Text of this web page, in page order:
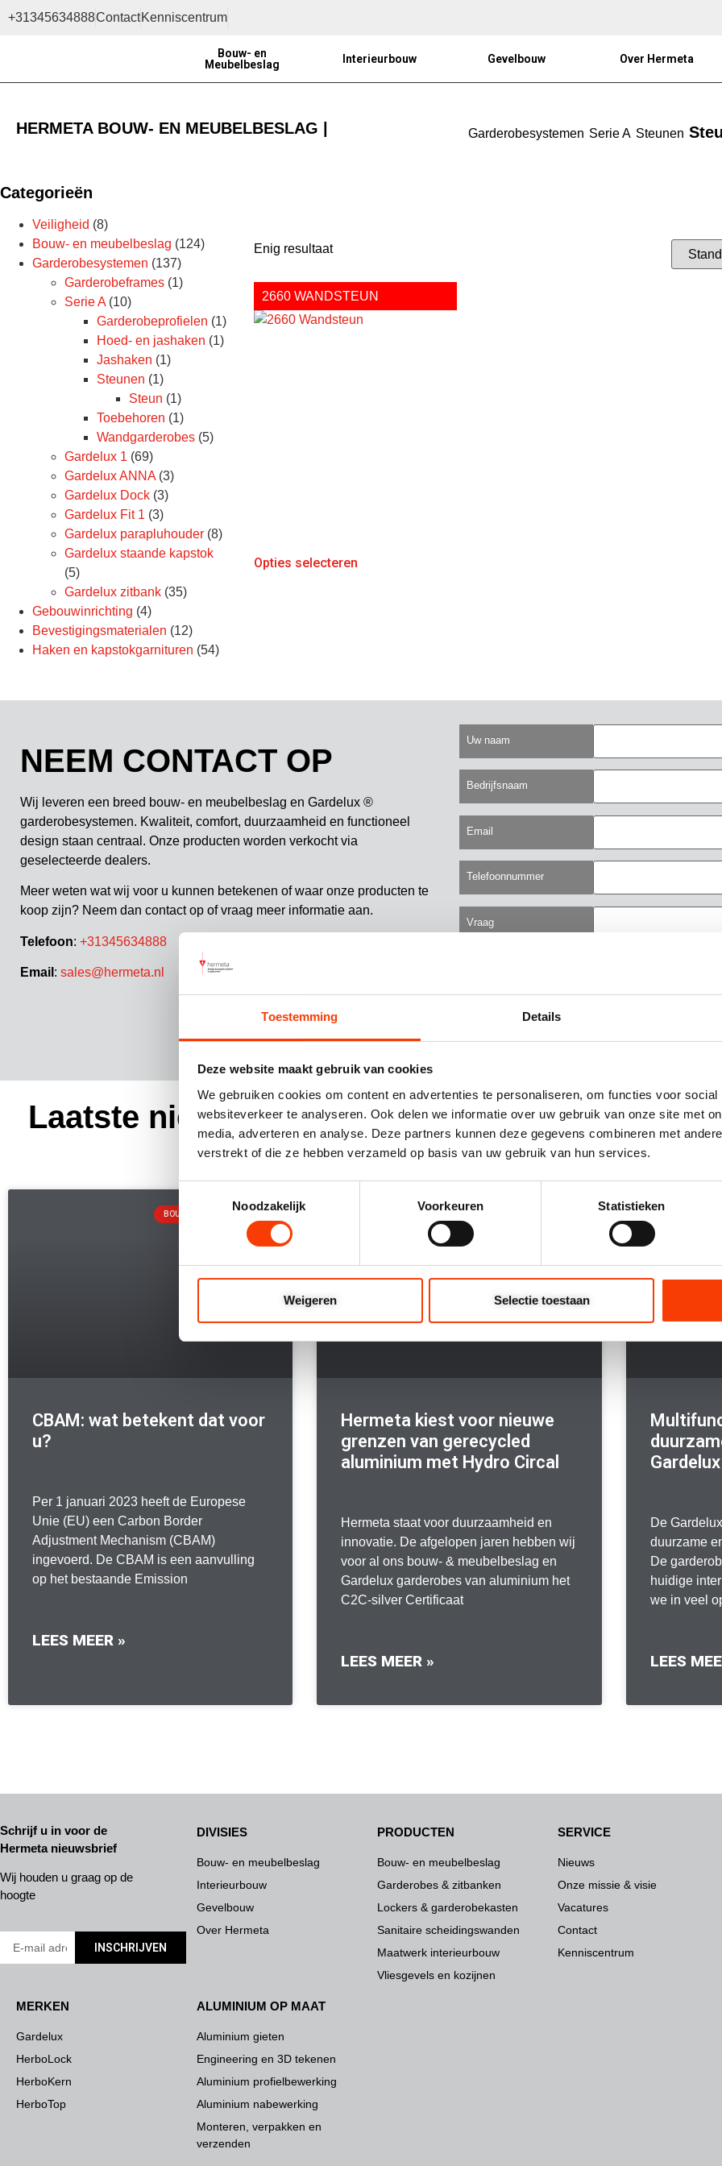
Toestemming Details
Deze website maakt gebruik van cookies
We gebruiken cookies om content en advertenties te personaliseren, om functies voor
websiteverkeer te analyseren. Ook delen we informatie over uw gebruik van onze site met
media, adverteren en analyse. Deze partners kunnen deze gegevens combineren met
verstrekt of die ze hebben verzameld op basis van uw gebruik van hun services.
Toestemmingsselectie
Noodzakelijk
Voorkeuren Statistieken
Weigeren Selectie toestaan
+31345634888ContactKenniscentrum
Bouw- en
Meubelbeslag
Interieurbouw Gevelbouw Over Hermeta
HERMETA BOUW- EN MEUBELBESLAG | Garderobesystemen Serie A Steunen
Categorieën
Veiligheid (8)
Bouw- en meubelbeslag (124)
Garderobesystemen (137)
Garderobeframes (1)
Serie A (10)
Garderobeprofielen (1)
Hoed- en jashaken (1)
Jashaken (1)
Steunen (1)
Steun (1)
Toebehoren (1)
Wandgarderobes (5)
Gardelux 1 (69)
Gardelux ANNA (3)
Gardelux Dock (3)
Gardelux Fit 1 (3)
Gardelux parapluhouder (8)
Gardelux staande kapstok
(5)
Gardelux zitbank (35)
Gebouwinrichting (4)
Bevestigingsmaterialen (12)
Haken en kapstokgarnituren (54)
Enig resultaat
2660 WANDSTEUN
Opties selecteren
NEEM CONTACT OP
Wij leveren een breed bouw- en meubelbeslag en Gardelux ®
garderobesystemen. Kwaliteit, comfort, duurzaamheid en functioneel
design staan centraal. Onze producten worden verkocht via
geselecteerde dealers.
Meer weten wat wij voor u kunnen betekenen of waar onze producten te
koop zijn? Neem dan contact op of vraag meer informatie aan.
Telefoon: +31345634888
Email : sales@hermeta.nl
Uw naam
Bedrijfsnaam
Email
Telefoonnummer
Vraag
Laatste nieuws en projecten
BOUW- EN MEUBELBESLAG
CBAM: wat betekent dat voor
u?
Per 1 januari 2023 heeft de Europese
Unie (EU) een Carbon Border
Adjustment Mechanism (CBAM)
ingevoerd. De CBAM is een aanvulling
op het bestaande Emission
LEES MEER »
Hermeta kiest voor nieuwe
grenzen van gerecycled
aluminium met Hydro Circal
Hermeta staat voor duurzaamheid en
innovatie. De afgelopen jaren hebben wij
voor al ons bouw- & meubelbeslag en
Gardelux garderobes van aluminium het
C2C-silver Certificaat
LEES MEER »
De
duurzame
De
huidige
we in veel
LEES
Schrijf u in voor de
Hermeta nieuwsbrief
Wij houden u graag op de
hoogte
INSCHRIJVEN
DIVISIES
Bouw- en meubelbeslag
Interieurbouw
Gevelbouw
Over Hermeta
PRODUCTEN
Bouw- en meubelbeslag
Garderobes & zitbanken
Lockers & garderobekasten
Sanitaire scheidingswanden
Maatwerk interieurbouw
Vliesgevels en kozijnen
SERVICE
Nieuws
Onze missie & visie
Vacatures
Contact
Kenniscentrum
MERKEN
Gardelux
HerboLock
HerboKern
HerboTop
ALUMINIUM OP MAAT
Aluminium gieten
Engineering en 3D tekenen
Aluminium profielbewerking
Aluminium nabewerking
Monteren, verpakken en
verzenden